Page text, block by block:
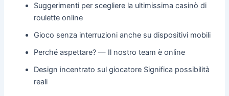
Suggerimenti per scegliere la ultimissima casinò di
roulette online
Gioco senza interruzioni anche su dispositivi mobili
Perché aspettare? — Il nostro team è online
Design incentrato sul giocatore Significa possibilità
reali